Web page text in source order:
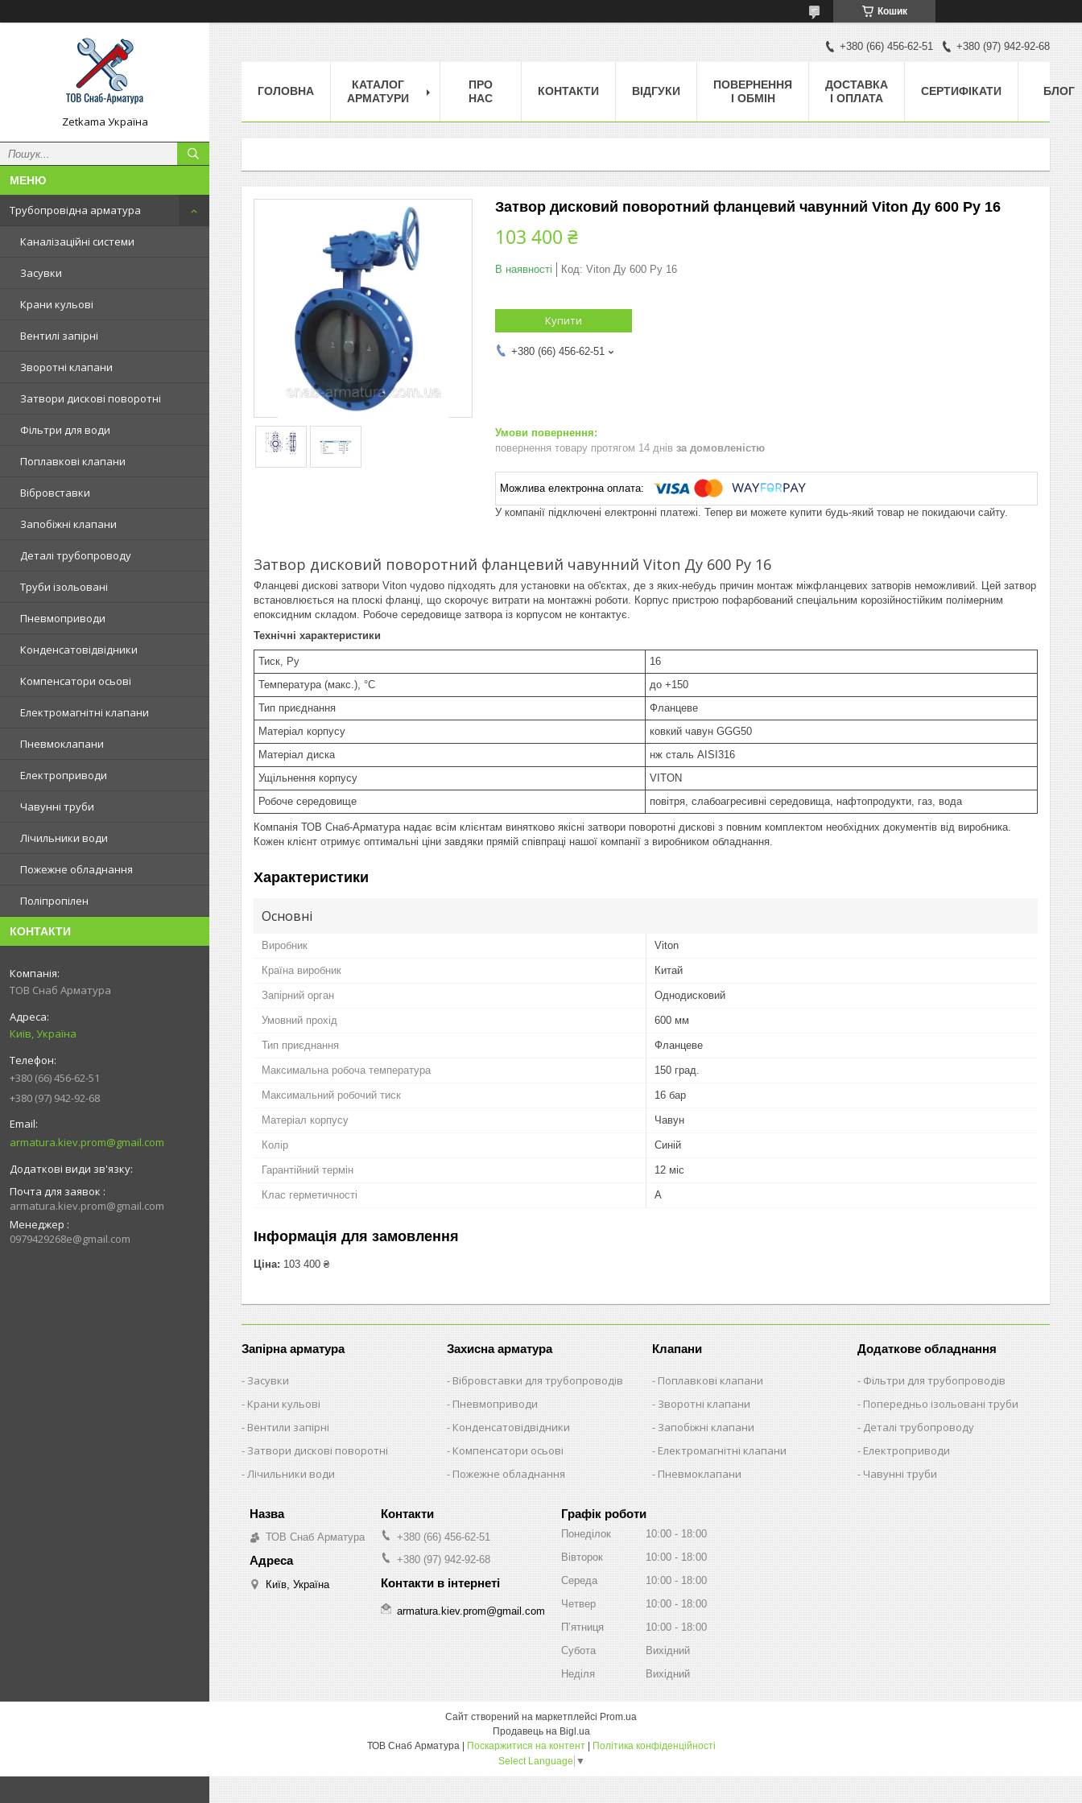
Кошик
Zetkama Україна
Трубопровідна арматура
Каналізаційні системи
Засувки
Крани кульові
Вентилі запірні
Зворотні клапани
Затвори дискові поворотні
Фільтри для води
Поплавкові клапани
Вібровставки
Запобіжні клапани
Деталі трубопроводу
Труби ізольовані
Пневмоприводи
Конденсатовідвідники
Компенсатори осьові
Електромагнітні клапани
Пневмоклапани
Електроприводи
Чавунні труби
Лічильники води
Пожежне обладнання
Поліпропілен
КОНТАКТИ
ТОВ Снаб Арматура
Київ, Україна
+380 (66) 456-62-51
+380 (97) 942-92-68
armatura.kiev.prom@gmail.com
Почта для заявок
armatura.kiev.prom@gmail.com
Менеджер
0979429268e@gmail.com
+380 (66) 456-62-51 +380 (97) 942-92-68
ГОЛОВНА
КАТАЛОГ
АРМАТУРИ
ПРО
НАС
КОНТАКТИ ВІДГУКИ
ПОВЕРНЕННЯ
І ОБМІН
ДОСТАВКА
І ОПЛАТА
СЕРТИФІКАТИ БЛОГ
Затвор дисковий поворотний фланцевий чавунний Viton Ду 600 Ру 16
103 400 ₴
В наявності Код: Viton Ду 600 Ру 16
Купити
+380 (66) 456-62-51
повернення товару протягом 14 днів за домовленістю
У компанії підключені електронні платежі. Тепер ви можете купити будь-який товар не покидаючи сайту.
Затвор дисковий поворотний фланцевий чавунний Viton Ду 600 Ру 16
Фланцеві дискові затвори Viton чудово підходять для установки на об'єктах, де з яких-небудь причин монтаж міжфланцевих затворів неможливий. Цей затвор
встановлюється на плоскі фланці, що скорочує витрати на монтажні роботи. Корпус пристрою пофарбований спеціальним корозійностійким полімерним
епоксидним складом. Робоче середовище затвора із корпусом не контактує.
Технічні характеристики
Тиск, Ру
16
Температура (макс.), °C
до +150
Тип приєднання
Фланцеве
Матеріал корпусу
ковкий чавун GGG50
Матеріал диска
нж сталь AISI316
Ущільнення корпусу
VITON
Робоче середовище
повітря, слабоагресивні середовища, нафтопродукти, газ, вода
Компанія ТОВ Снаб-Арматура надає всім клієнтам винятково якісні затвори поворотні дискові з повним комплектом необхідних документів від виробника.
Кожен клієнт отримує оптимальні ціни завдяки прямій співпраці нашої компанії з виробником обладнання.
Характеристики
Основні
Виробник Viton
Країна виробник Китай
Запірний орган Однодисковий
Умовний прохід 600 мм
Тип приєднання Фланцеве
Максимальна робоча температура 150 град.
Максимальний робочий тиск 16 бар
Матеріал корпусу Чавун
Колір Синій
Гарантійний термін 12 міс
Клас герметичності А
Інформація для замовлення
Ціна: 103 400 ₴
Запірна арматура
Засувки
Крани кульові
Вентили запірні
Затвори дискові поворотні
Лічильники води
Захисна арматура
Вібровставки для трубопроводів
Пневмоприводи
Конденсатовідвідники
Компенсатори осьові
Пожежне обладнання
Клапани
Поплавкові клапани
Зворотні клапани
Запобіжні клапани
Електромагнітні клапани
Пневмоклапани
Додаткове обладнання
Фільтри для трубопроводів
Попередньо ізольовані труби
Деталі трубопроводу
Електроприводи
Чавунні труби
ТОВ Снаб Арматура
Київ, Україна
+380 (66) 456-62-51
+380 (97) 942-92-68
armatura.kiev.prom@gmail.com
Графік роботи
Понеділок 10:00
18:00
Вівторок
10:00
18:00
Середа
10:00
18:00
Четвер
10:00
18:00
Пʼятниця
10:00
18:00
Субота
Вихідний
Неділя
Вихідний
Сайт створений на маркетплейсі Prom.ua
Продавець на Bigl.ua
Поскаржитися на контент
Політика конфіденційності
Select Language ▼